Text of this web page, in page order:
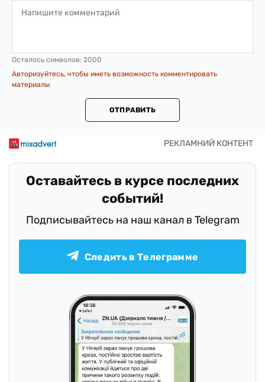
Осталось символов: 2000
Авторизуйтесь, чтобы иметь возможность комментировать
материалы
ОТПРАВИТЬ
Оставайтесь в курсе последних
событий!
Подписывайтесь на наш канал в Telegram
Следить в Телеграмме